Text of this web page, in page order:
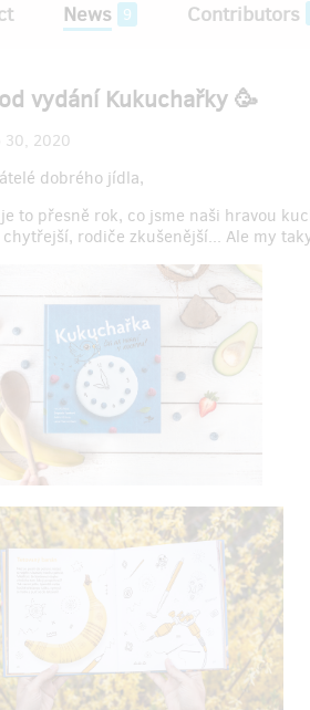
News 9 Contributors
vydání Kukuchařky 🥳
30, 2020
dobrého jídla,
to přesně rok, co jsme naši hravou
rodiče zkušenější... Ale my